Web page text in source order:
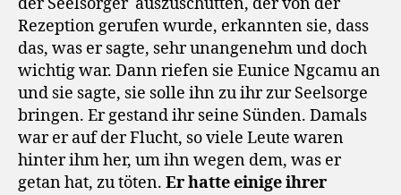
Rezeption gerufen wurde, erkannten sie, dass
das, was er sagte, sehr unangenehm und doch
wichtig war. Dann riefen sie Eunice Ngcamu an
und sie sagte, sie solle ihn zu ihr zur Seelsorge
bringen. Er gestand ihr seine Sünden. Damals
war er auf der Flucht, so viele Leute waren
hinter ihm her, um ihn wegen dem, was er
getan hat, zu töten. Er hatte einige ihrer